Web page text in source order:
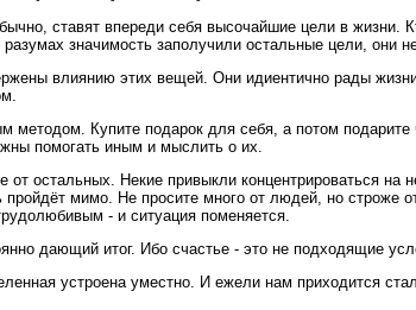
ставят впереди себя высочайшие цели в жизни.
разумах значимость заполучили остальные цели, они
влиянию этих вещей. Они идиентично рады
методом. Купите подарок для себя, а потом
помогать иным и мыслить о их.
от остальных. Некие привыкли концентрироваться
пройдёт мимо. Не просите много от людей, но строже
- и ситуация поменяется.
дающий итог. Ибо счастье - это не подходящие
устроена уместно. И ежели нам приходится